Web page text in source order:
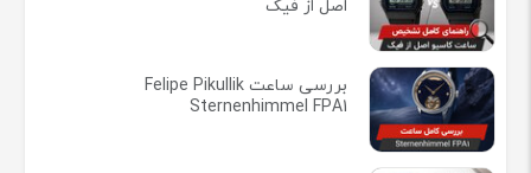
اصل از فیک
بررسی ساعت Felipe Pikullik
Sternenhimmel FPA1